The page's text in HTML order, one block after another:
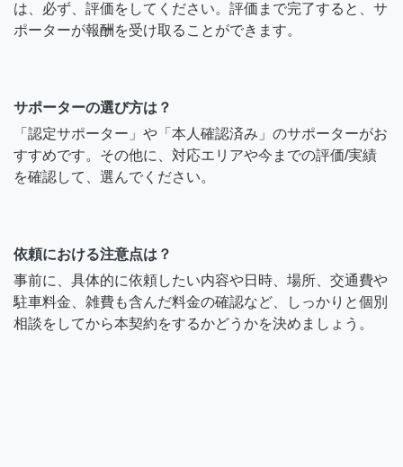
は、必ず、評価をしてください。評価まで完了すると、サ
ポーターが報酬を受け取ることができます。
サポーターの選び方は？
「認定サポーター」や「本人確認済み」のサポーターがお
すすめです。その他に、対応エリアや今までの評価/実績
を確認して、選んでください。
依頼における注意点は？
事前に、具体的に依頼したい内容や日時、場所、交通費や
駐車料金、雑費も含んだ料金の確認など、しっかりと個別
相談をしてから本契約をするかどうかを決めましょう。